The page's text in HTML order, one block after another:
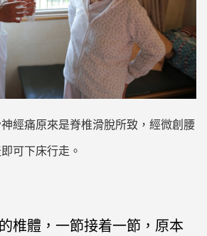
經痛原來是脊椎滑脫所致，經微創腰
可下床行走。
椎體，一節接着一節，原本